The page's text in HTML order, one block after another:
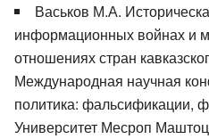
Васьков М.А.
информационных войнах и
отношениях стран
Международная научная
политика: фальсификации,
Университет Месроп